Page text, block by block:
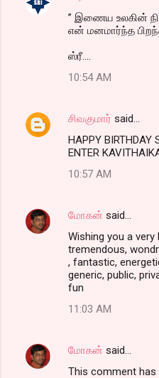
” இணைய உலகின்
என் மனமார்ந்த
ஸ்ரீ....
10:54 AM
சிவகுமார் said…
HAPPY BIRTHDAY
ENTER
10:57 AM
மோகன் said…
Wishing you a very
tremendous,
, fantastic,
generic, public,
fun
11:03 AM
மோகன் said…
This comment has